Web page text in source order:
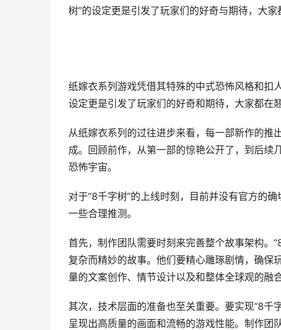
树”的设定更是引发了玩家们的好奇与期待，大
纸嫁衣系列游戏凭借其特殊的中式恐怖风格和扣
设定更是引发了玩家们的好奇和期待，大家都在
从纸嫁衣系列的过往进步来看，每一部新作的推
成。回顾前作，从第一部的惊艳公开了，到后续
恐怖宇宙。
对于“8千字树”的上线时刻，目前并没有官方的
一些合理推测。
首先，制作团队需要时刻来完善整个故事架构。
复杂而精妙的故事。他们要精心雕琢剧情，确保
量的文案创作、情节设计以及和整体全球观的融
其次，技术层面的准备也至关重要。要实现“8千
呈现出高质量的画面和流畅的游戏性能。制作团